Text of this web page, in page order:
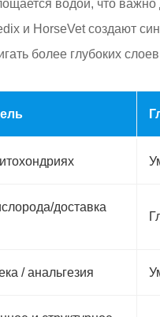
водой, что
и HorseVet создают
более глубоких
доставка
/ анальгезия